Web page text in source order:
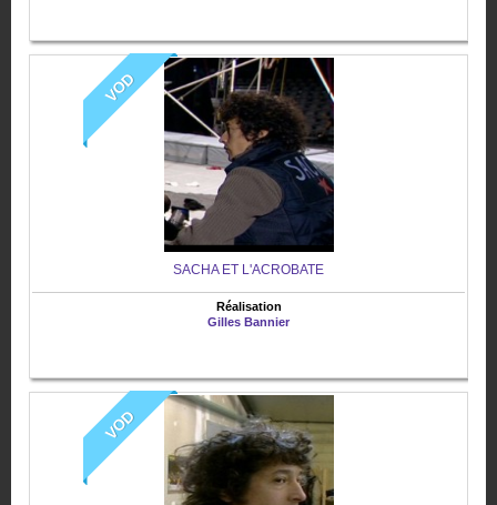
VOD
SACHA ET L'ACROBATE
Réalisation
Gilles Bannier
VOD